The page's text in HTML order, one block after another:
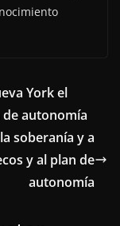
York el
autonomía
soberanía y a
y al plan de
autonomía